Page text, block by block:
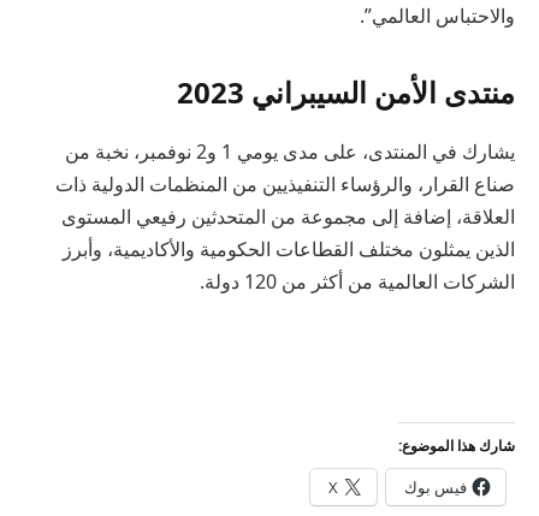
والاحتباس العالمي”.
منتدى الأمن السيبراني 2023
يشارك في المنتدى، على مدى يومي 1 و2 نوفمبر، نخبة من
صناع القرار، والرؤساء التنفيذيين من المنظمات الدولية ذات
العلاقة، إضافة إلى مجموعة من المتحدثين رفيعي المستوى
الذين يمثلون مختلف القطاعات الحكومية والأكاديمية، وأبرز
الشركات العالمية من أكثر من 120 دولة.
شارك هذا الموضوع:
فيس بوك X